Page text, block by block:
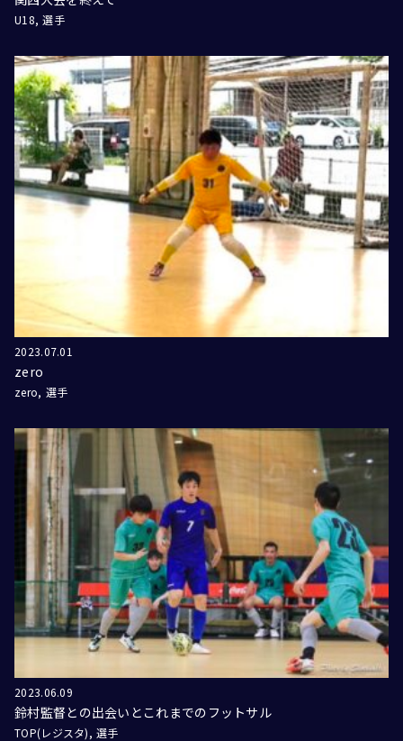
U18 選手
2023.07.01
zero
zero 選手
2023.06.09
鈴村監督との出会いとこれまでのフットサル
TOP(レジスタ) 選手